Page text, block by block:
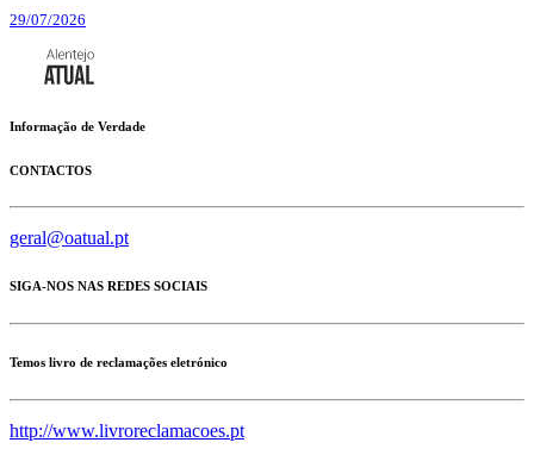
29/07/2026
Informação de Verdade
CONTACTOS
geral@oatual.pt
SIGA-NOS NAS REDES SOCIAIS
Temos livro de reclamações eletrónico
http://www.livroreclamacoes.pt